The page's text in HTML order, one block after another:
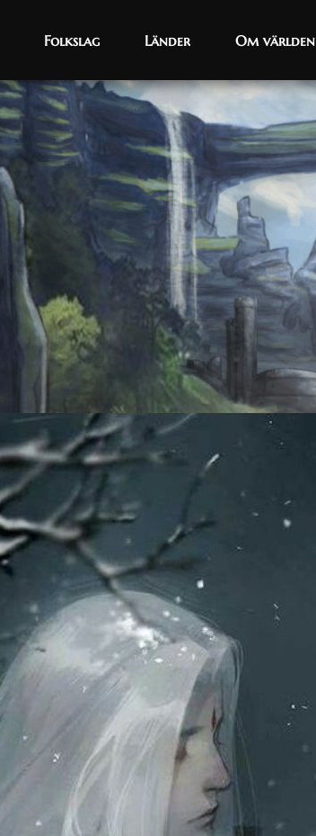
Folkslag
Folkslag Länder
Länder Om världen
Om världen